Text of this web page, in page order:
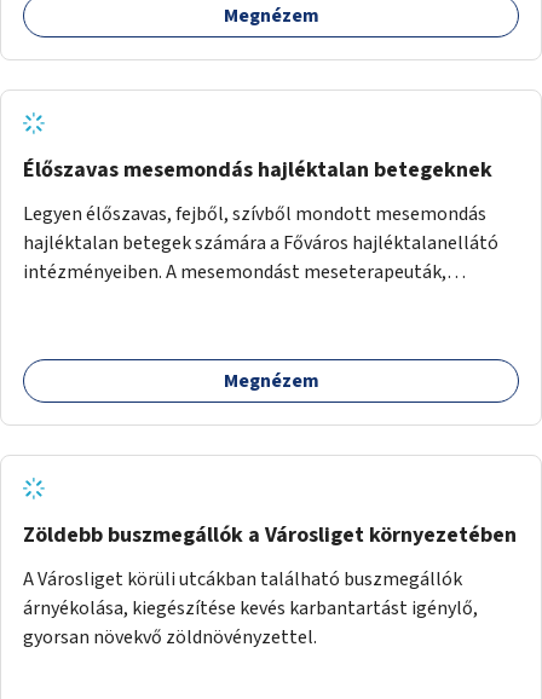
Megnézem
Élőszavas mesemondás hajléktalan betegeknek
Legyen élőszavas, fejből, szívből mondott mesemondás
hajléktalan betegek számára a Főváros hajléktalanellátó
intézményeiben. A mesemondást meseterapeuták,
Megnézem
Zöldebb buszmegállók a Városliget környezetében
A Városliget körüli utcákban található buszmegállók
árnyékolása, kiegészítése kevés karbantartást igénylő,
gyorsan növekvő zöldnövényzettel.